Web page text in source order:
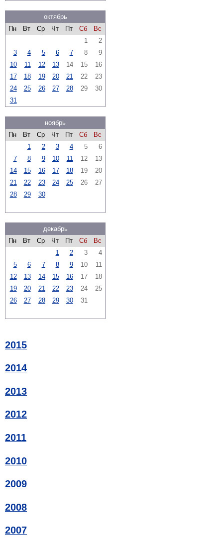
октябрь
Пн
Вт Ср Чт Пт Сб
Вс
1
2
3
4 5 6 7 8
9
10
11 12 13 14 15
16
17
18 19 20 21 22
23
24
25 26 27 28 29
30
31
ноябрь
Пн
Вт Ср Чт Пт Сб
Вс
1
2 3 4 5
6
7
8 9 10 11 12
13
14
15 16 17 18 19
20
21
22 23 24 25 26
27
28
29 30
декабрь
Пн
Вт Ср Чт Пт Сб
Вс
1
2 3
4
5
6 7 8 9 10
11
12
13 14 15 16 17
18
19
20 21 22 23 24
25
26
27 28 29 30 31
2015
2014
2013
2012
2011
2010
2009
2008
2007